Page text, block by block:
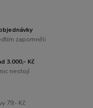
zapomněli
3.000,- Kč
nestojí
79,- Kč